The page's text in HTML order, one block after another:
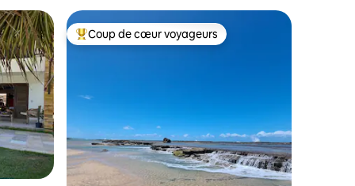
Coups de cœur voyageurs les plus appréciés
Coup de cœur voyageurs